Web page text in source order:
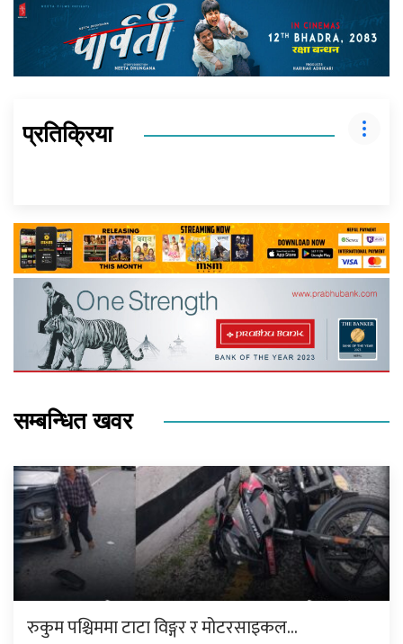
प्रतिक्रिया
सम्बन्धित खवर
रुकुम पश्चिममा टाटा विङ्गर र मोटरसाइकल…